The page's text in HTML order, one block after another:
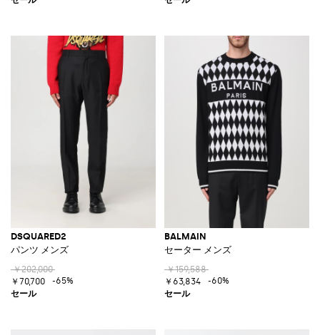
DSQUARED2
パンツ メンズ
￥202,000
￥70,700
-65%
BALMAIN
セーター メンズ
￥159,588
￥63,834
-60%